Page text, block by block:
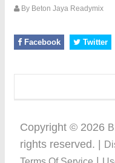
By Beton Jaya Readymix
Facebook Twitter
Copyright © 2026
rights reserved. |